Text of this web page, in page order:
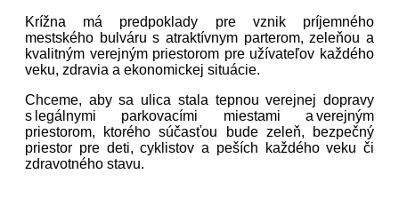
Krížna má predpoklady pre vznik príjemného
mestského bulváru s atraktívnym parterom, zeleňou a
kvalitným verejným priestorom pre užívateľov každého
veku, zdravia a ekonomickej situácie.
Chceme, aby sa ulica stala tepnou verejnej dopravy
s legálnymi parkovacími miestami a verejným
priestorom, ktorého súčasťou bude zeleň, bezpečný
priestor pre deti, cyklistov a peších každého veku či
zdravotného stavu.